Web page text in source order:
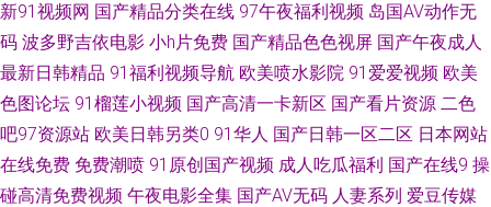
国产专区中 麻豆首页官网 日韩无遮挡免费看 伊人精品久久 97人妻人人 大香
蕉九九久久色 黄色91色情 欧美韩日一区2 日韩在线视频网站 伊人久久成人
97超碰色情 国产性爱图 欧美人妖乱搞 熟女双飞网 最新成人伦理影院 白丝后
入91国产 国产青草网 蜜桃社一区二区 日韩精品三区 伊人成人在线αV 草草亚
新91视频网 国产精品分类在线 97午夜福利视频 岛国AV动作无
码 波多野吉依电影 小h片免费 国产精品色色视屏 国产午夜成人
最新日韩精品 91福利视频导航 欧美喷水影院 91爱爱视频 欧美
色图论坛 91榴莲小视频 国产高清一卡新区 国产看片资源 二色
吧97资源站 欧美日韩另类0 91华人 国产日韩一区二区 日本网站
在线免费 免费潮喷 91原创国产视频 成人吃瓜福利 国产在线9 操
碰高清免费视频 午夜电影全集 国产AV无码 人妻系列 爱豆传媒